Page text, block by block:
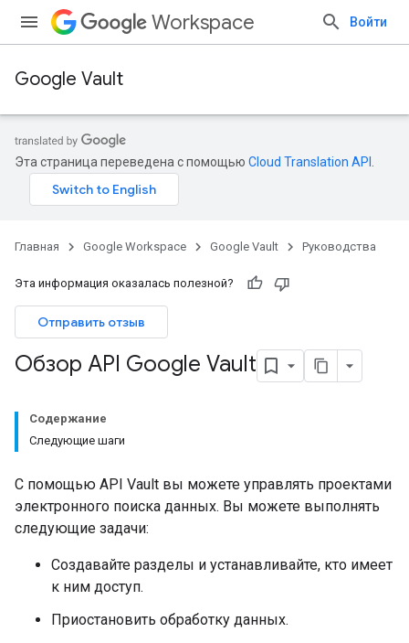
Workspace Войти
Google Vault
Эта страница переведена с помощью Cloud Translation API
Главная Google Workspace Google Vault Руководства
Эта информация оказалась полезной?
Отправить отзыв
Обзор API Google Vault
Содержание
Следующие шаги
С помощью API Vault вы можете управлять проектами
электронного поиска данных. Вы можете выполнять
следующие задачи:
Создавайте разделы и устанавливайте, кто имеет
к ним доступ.
Приостановить обработку данных.